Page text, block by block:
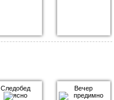
Следобед Вечер